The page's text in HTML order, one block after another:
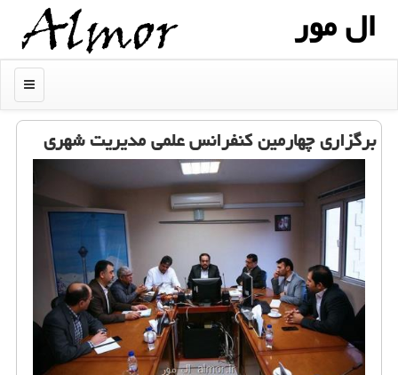
ال مور
منو
برگزاری چهارمین كنفرانس علمی مدیریت شهری